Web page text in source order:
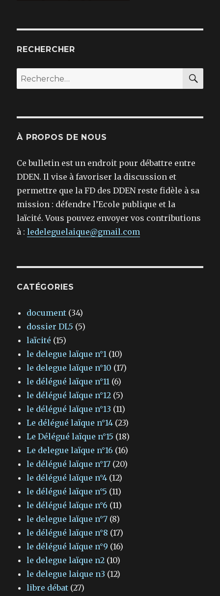
RECHERCHER
Recherche
pour :
À PROPOS DE NOUS
Ce bulletin est un endroit pour débattre entre
DDEN. Il vise à favoriser la discussion et
permettre que la FD des DDEN reste fidèle à sa
mission : défendre l’Ecole publique et la
laïcité. Vous pouvez envoyer vos contributions
à :ledeleguelaique@gmail.com
CATÉGORIES
document (34)
dossier DL5 (5)
laïcité (15)
le delegue laïque n°1 (10)
le delegue laïque n°10 (17)
le délégué laïque n°11 (6)
le délégué laïque n°12 (5)
le délégué laïque n°13 (11)
Le délégué laïque n°14 (23)
Le Délégué laïque n°15 (18)
Le delegue laïque n°16 (16)
le délégué laïque n°17 (20)
le délégué laïque n°4 (12)
le délégué laïque n°5 (11)
le délégué laïque n°6 (11)
le delegue laïque n°7 (8)
le délégué laïque n°8 (17)
le délégué laïque n°9 (16)
le delegue laïque n2 (10)
le delegue laique n3 (12)
libre débat (27)